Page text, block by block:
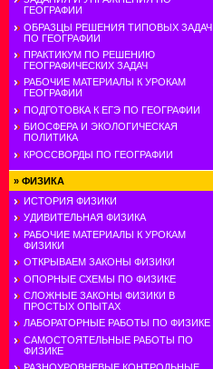
ГЕОГРАФИИ
ОБРАЗЦЫ РЕШЕНИЯ ТИПОВЫХ ЗАДАЧ
ПО ГЕОГРАФИИ
ПРАКТИКУМ ПО РЕШЕНИЮ
ГЕОГРАФИЧЕСКИХ ЗАДАЧ
РАБОЧИЕ МАТЕРИАЛЫ К УРОКАМ
ГЕОГРАФИИ
ПОДГОТОВКА К ЕГЭ ПО ГЕОГРАФИИ
БИОСФЕРА И ЭКОЛОГИЧЕСКАЯ
ПОЛИТИКА
КРОССВОРДЫ ПО ГЕОГРАФИИ
» ФИЗИКА
ИСТОРИЯ ФИЗИКИ
УДИВИТЕЛЬНАЯ ФИЗИКА
РАБОЧИЕ МАТЕРИАЛЫ К УРОКАМ
ФИЗИКИ
ОТКРЫВАЕМ ЗАКОНЫ ФИЗИКИ
ОПОРНЫЕ СХЕМЫ ПО ФИЗИКЕ
СЛОЖНЫЕ ЗАКОНЫ ФИЗИКИ В
ПРОСТЫХ ОПЫТАХ
ЛАБОРАТОРНЫЕ РАБОТЫ ПО ФИЗИКЕ
САМОСТОЯТЕЛЬНЫЕ РАБОТЫ ПО
ФИЗИКЕ